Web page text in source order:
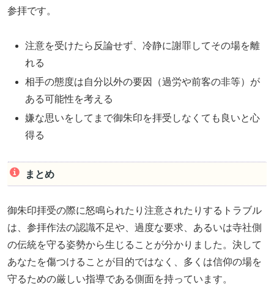
参拝です。
注意を受けたら反論せず、冷静に謝罪してその場を離
れる
相手の態度は自分以外の要因（過労や前客の非等）が
ある可能性を考える
嫌な思いをしてまで御朱印を拝受しなくても良いと心
得る
まとめ
御朱印拝受の際に怒鳴られたり注意されたりするトラブル
は、参拝作法の認識不足や、過度な要求、あるいは寺社側
の伝統を守る姿勢から生じることが分かりました。決して
あなたを傷つけることが目的ではなく、多くは信仰の場を
守るための厳しい指導である側面を持っています。